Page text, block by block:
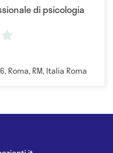
di psicologia
Roma, RM, Italia Roma